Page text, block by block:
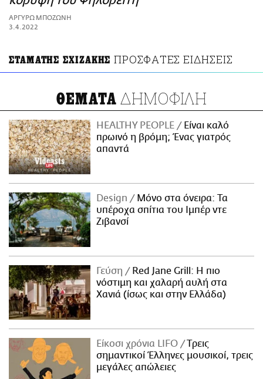
ΑΜΠΑ
PRINT
ΑΡΓΥΡΩ ΜΠΟΖΩΝΗ
3.4.2022
ΣΤΑΜΑΤΗΣ ΣΧΙΖΑΚΗΣ ΠΡΟΣΦΑΤΕΣ ΕΙΔΗΣΕΙΣ
ΘΕΜΑΤΑ ΔΗΜΟΦΙΛΗ
HEALTHY PEOPLE
Είναι καλό
πρωινό η βρόμη; Ένας γιατρός
απαντά
Design
Μόνο στα όνειρα: Τα
υπέροχα σπίτια του Ιμπέρ ντε
Ζιβανσί
Γεύση
Red Jane Grill: Η πιο
νόστιμη και χαλαρή αυλή στα
Χανιά (ίσως και στην Ελλάδα)
Είκοσι χρόνια LIFO
Tρεις
σημαντικοί Έλληνες μουσικοί, τρεις
μεγάλες απώλειες